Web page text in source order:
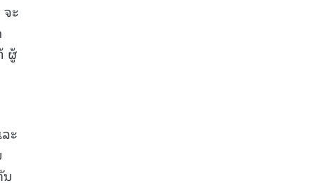
ະ
ຜູ້
ະ